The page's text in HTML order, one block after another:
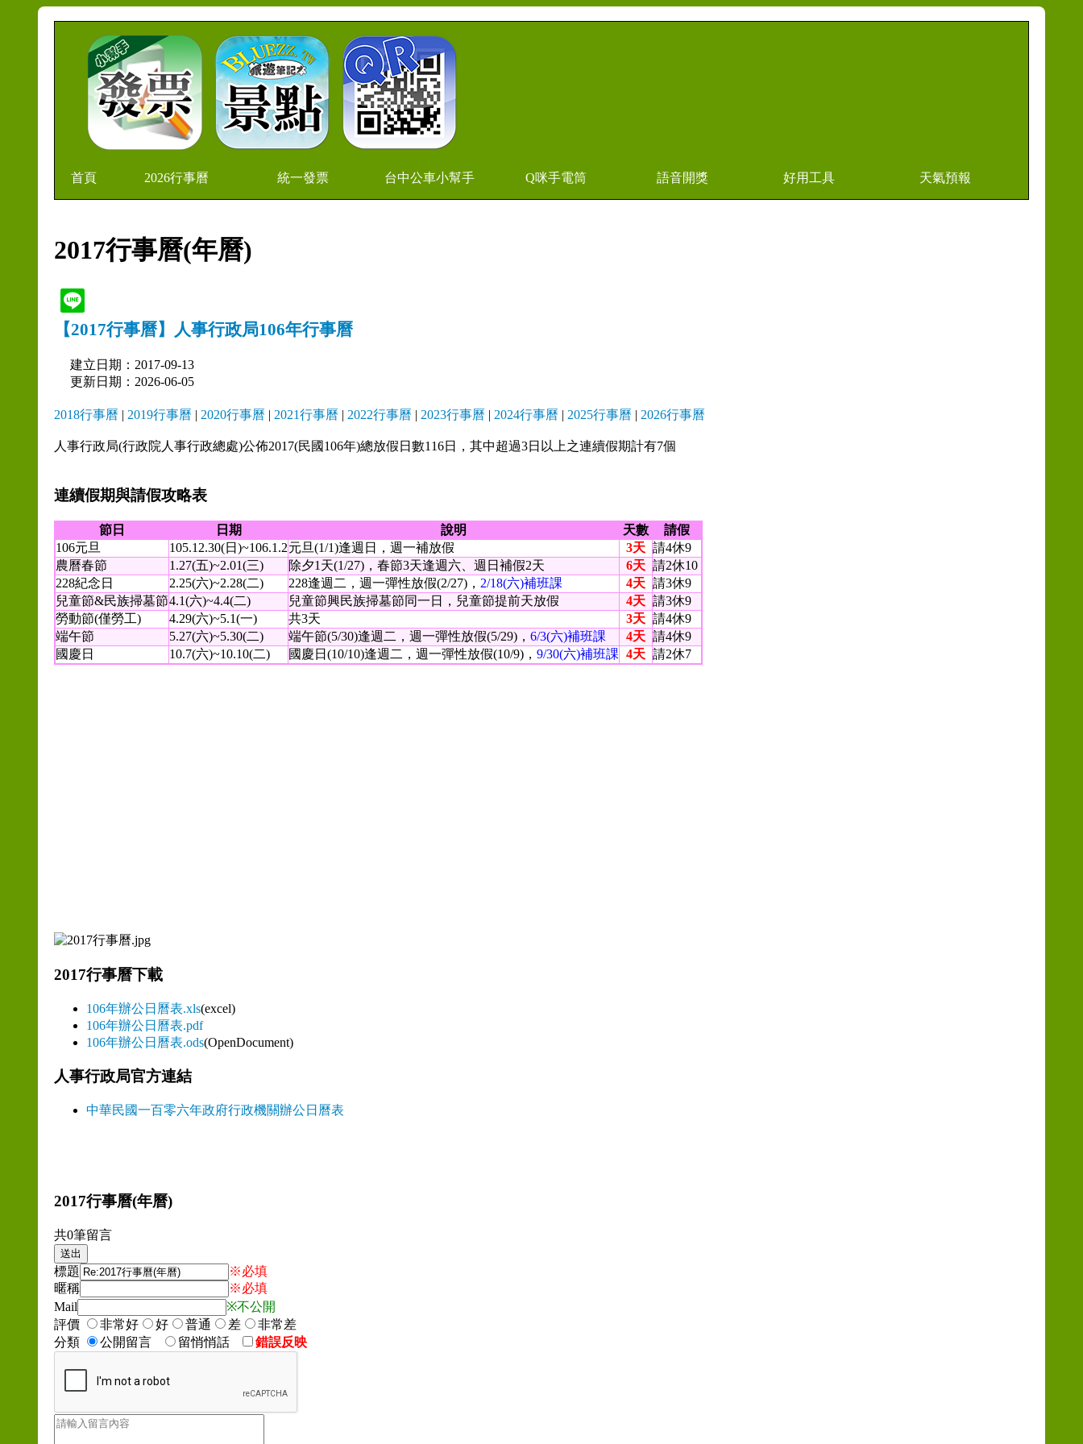
首頁 2026行事曆 統一發票 台中公車小幫手 Q咪手電筒 語音開獎 好用工具 天氣預報
2017行事曆(年曆)
【2017行事曆】人事行政局106年行事曆
建立日期：2017-09-13
更新日期：2026-06-05
2018行事曆 | 2019行事曆 | 2020行事曆 | 2021行事曆 | 2022行事曆 | 2023行事曆 | 2024行事曆 | 2025行事曆 | 2026行事曆
人事行政局(行政院人事行政總處)公佈2017(民國106年)總放假日數116日，其中超過3日以上之連續假期計有7個
連續假期與請假攻略表
節日 日期 說明 天數
請假
106元旦
105.12.30(日)~106.1.2元旦(1/1)逢週日，週一補放假 3天 請4休9
農曆春節
1.27(五)~2.01(三) 除夕1天(1/27)，春節3天逢週六、週日補假2天 6天 請2休10
228紀念日
2.25(六)~2.28(二) 228逢週二，週一彈性放假(2/27)， 2/18(六)補班課 4天 請3休9
兒童節&民族掃墓節4.1(六)~4.4(二) 兒童節興民族掃墓節同一日，兒童節提前天放假 4天 請3休9
勞動節(僅勞工)
4.29(六)~5.1(一) 共3天 3天 請4休9
端午節
5.27(六)~5.30(二) 端午節(5/30)逢週二，週一彈性放假(5/29)， 6/3(六)補班課 4天 請4休9
國慶日
10.7(六)~10.10(二) 國慶日(10/10)逢週二，週一彈性放假(10/9)， 9/30(六)補班課 4天 請2休7
2017行事曆下載
106年辦公日曆表.xls(excel)
106年辦公日曆表.pdf
106年辦公日曆表.ods(OpenDocument)
人事行政局官方連結
中華民國一百零六年政府行政機關辦公日曆表
2017行事曆(年曆)
共0筆留言
標題
※必填
暱稱
※必填
Mail
※不公開
評價
非常好 好 普通 差
非常差
分類
公開留言 留悄悄話 錯誤反映